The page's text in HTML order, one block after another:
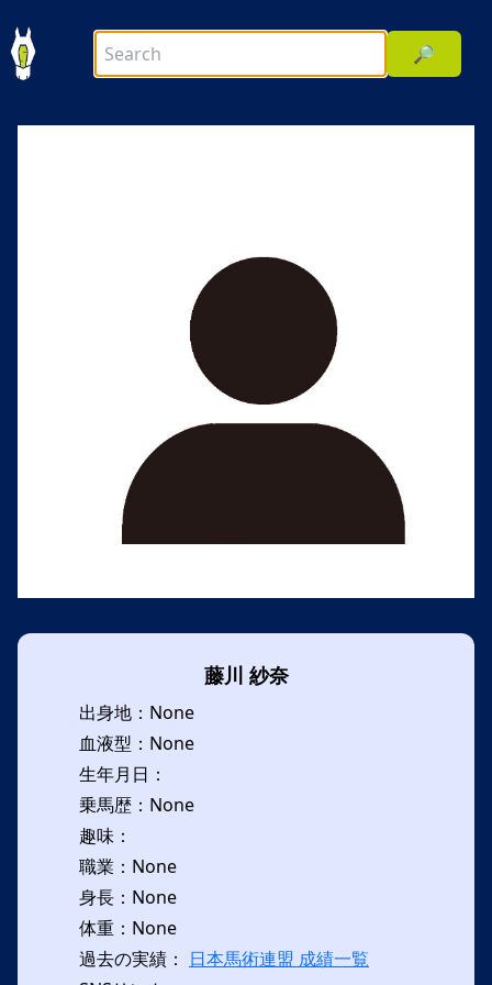
🔎
藤川 紗奈
出身地：None
血液型：None
生年月日：
乗馬歴：None
趣味：
職業：None
身長：None
体重：None
過去の実績： 日本馬術連盟 成績一覧